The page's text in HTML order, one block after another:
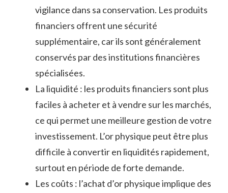
vigilance dans ‍sa ‍conservation. Les produits
financiers offrent une ⁤sécurité⁢
supplémentaire, car ils sont généralement
conservés ‌par des institutions financières
spécialisées.
La liquidité : ⁢les produits financiers sont plus‌
faciles à acheter et à vendre sur les marchés,
ce qui permet une meilleure gestion de votre
investissement. L’or physique peut être plus
difficile à convertir en liquidités rapidement,
surtout en période de forte demande.
Les coûts : l’achat d’or physique ⁢implique des